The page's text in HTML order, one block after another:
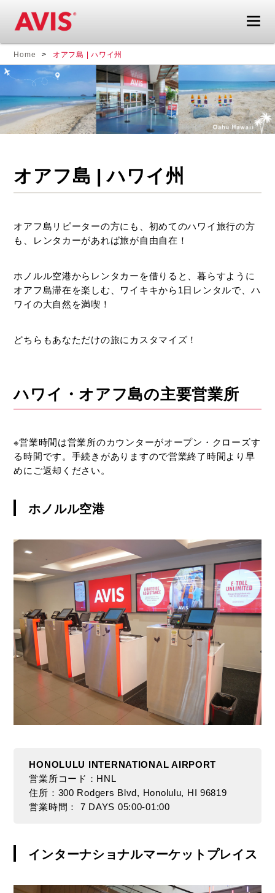
エ
イ
ビ
レ
ン
タ
ド
ラ
ガ
イ
海
外
旅
も
レ
ン
ー
が
ば
旅
自
由
自
分
の
旅
ス
タ
マ
ズ！
レ
タ
ー
で
く
お
す
す
ト、
Home オアフ島 | ハワイ州
オアフ島 | ハワイ州
オアフ島リピーターの方にも、初めてのハワイ旅行の方
も、レンタカーがあれば旅が自由自在！
ホノルル空港からレンタカーを借りると、暮らすように
オアフ島滞在を楽しむ、ワイキキから1日レンタルで、ハ
ワイの大自然を満喫！
どちらもあなただけの旅にカスタマイズ！
ハワイ・オアフ島の主要営業所
※営業時間は営業所のカウンターがオープン・クローズす
る時間です。手続きがありますので営業終了時間より早
めにご返却ください。
ホノルル空港
HONOLULU INTERNATIONAL AIRPORT
営業所コード：HNL
住所：300 Rodgers Blvd, Honolulu, HI 96819
営業時間： 7 DAYS 05:00-01:00
インターナショナルマーケットプレイス